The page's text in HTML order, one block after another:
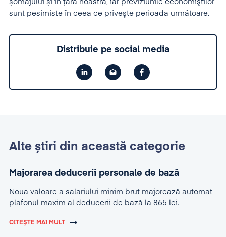
şomajului şi în ţara noastră, iar previziunile economiştilor
sunt pesimiste în ceea ce priveşte perioada următoare.
Distribuie pe social media
Alte știri din această categorie
Majorarea deducerii personale de bază
Noua valoare a salariului minim brut majorează automat
plafonul maxim al deducerii de bază la 865 lei.
CITEȘTE MAI MULT